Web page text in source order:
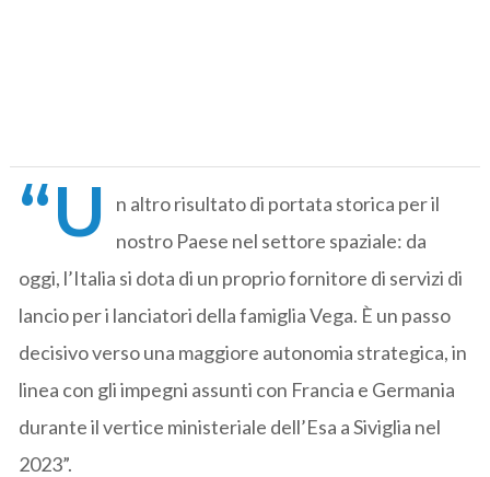
“U
n altro risultato di portata storica per il
nostro Paese nel settore spaziale: da
oggi, l’Italia si dota di un proprio fornitore di servizi di
lancio per i lanciatori della famiglia Vega. È un passo
decisivo verso una maggiore autonomia strategica, in
linea con gli impegni assunti con Francia e Germania
durante il vertice ministeriale dell’Esa a Siviglia nel
2023”.